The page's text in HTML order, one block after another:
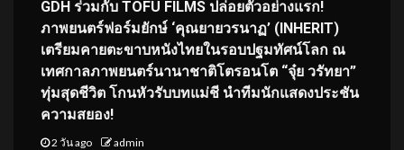
GDH ร่วมกับ TOFU FILMS ปล่อยตัวอย่างแรก!
ภาพยนตร์ฟอร์มยักษ์ ‘คุณยายวรนาฏ’ (INHERIT)
เตรียมคายตะขาบหนังไทยในรอบปฐมทัศน์โลก ณ
เทศกาลภาพยนตร์นานาชาติโตรอนโต “จุ๋ย วรัทยา”
ทุ่มสุดชีวิต โกนหัวรับบทแม่ชี นำทีมนักแสดงประชัน
ความสยอง!
2 วัน ago admin